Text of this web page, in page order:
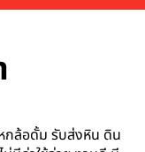
หกล้อดั้ม รับส่งหิน ดิน